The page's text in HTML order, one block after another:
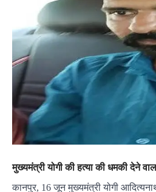
मुख्यमंत्री योगी की हत्या की धमकी देने
कानपुर, 16 जून मुख्यमंत्री योगी